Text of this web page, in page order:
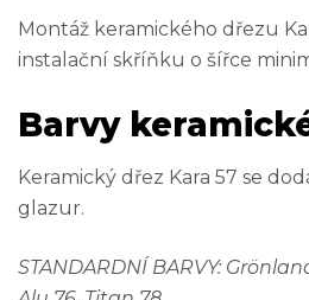
Montáž keramického dřezu
instalační skříňku o šířce
Barvy
Keramický dřez Kara 57 se
glazur.
STANDARDNÍ BARVY: